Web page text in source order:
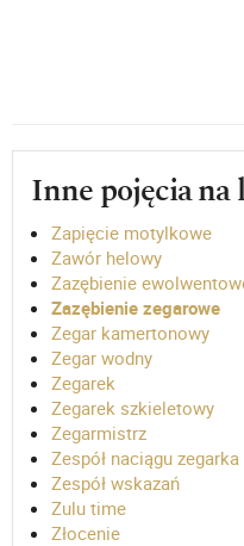
Inne pojęcia na
Zapięcie motylkowe
Zawór helowy
Zazębienie
Zazębienie zegarowe
Zegar kamertonowy
Zegar wodny
Zegarek
Zegarek szkieletowy
Zegarmistrz
Zespół naciągu zegarka
Zespół wskazań
Zulu time
Złocenie